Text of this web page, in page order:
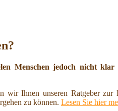
Menschen jedoch nicht
wir Ihnen unseren Ratgeber
zu können. Lesen Sie hier